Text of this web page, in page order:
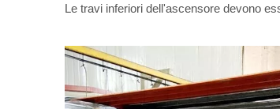
Le travi inferiori dell'ascensore devono